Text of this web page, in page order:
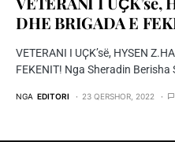
DHE BRIGADA E
VETERANI I UҪK’së, HYSEN
FEKENIT! Nga Sheradin
NGA EDITORI 23 QERSHOR, 2022